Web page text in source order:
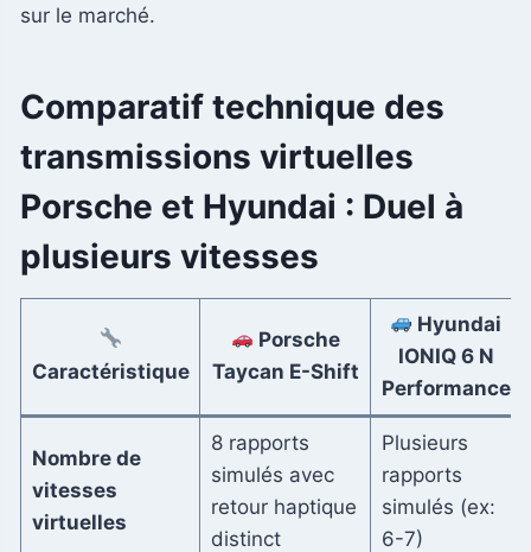
sur le marché.
Comparatif technique des
transmissions virtuelles
Porsche et Hyundai : Duel à
plusieurs vitesses
Caractéristique
Porsche
Taycan E-Shift
Hyundai
IONIQ 6 N
Performance
Nombre de
vitesses
virtuelles
8 rapports
simulés avec
retour haptique
distinct
Plusieurs
rapports
simulés (ex:
6-7)